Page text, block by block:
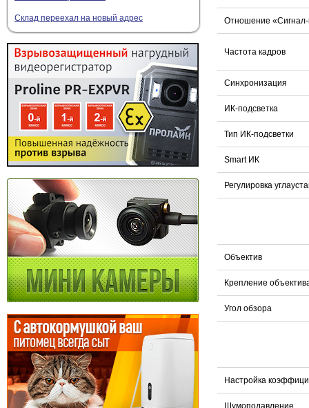
Склад переехал на новый адрес Отношение
Частота кадров
Синхронизация
ИК-подсветка
Тип ИК-подсветки
Smart ИК
Регулировка
Объектив
Крепление
Угол обзора
Настройка
Шумоподавление